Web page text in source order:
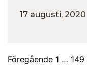
17 augusti, 2020
Föregående 1 … 149